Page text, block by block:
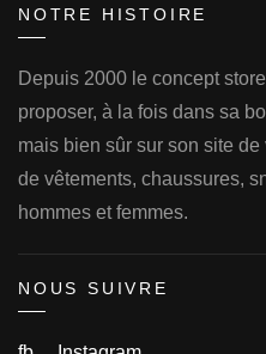
NOTRE HISTOIRE
Depuis 2000 le concept
proposer, à la fois dans sa
mais bien sûr sur son site
de vêtements, chaussures,
hommes et femmes.
NOUS SUIVRE